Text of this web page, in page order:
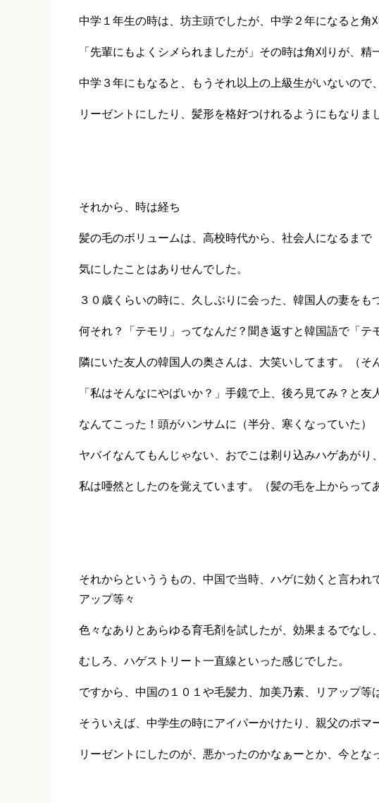
中学１年生の時は、坊主頭でしたが、中学２年になると角
「先輩にもよくシメられましたが」その時は角刈りが、精
中学３年にもなると、もうそれ以上の上級生がいないので
リーゼントにしたり、髪形を格好つけれるようにもなりま
それから、時は経ち
髪の毛のボリュームは、高校時代から、社会人になるまで
気にしたことはありせんでした。
３０歳くらいの時に、久しぶりに会った、韓国人の妻を
何それ？「テモリ」ってなんだ？聞き返すと韓国語で「テ
隣にいた友人の韓国人の奥さんは、大笑いしてます。（そ
「私はそんなにやばいか？」手鏡で上、後ろ見てみ？と友
なんてこった！頭がハンサムに（半分、寒くなっていた）
ヤバイなんてもんじゃない、おでこは剃り込みハゲあがり
私は唖然としたのを覚えています。（髪の毛を上からって
それからといううもの、中国で当時、ハゲに効くと言われ
アップ等々
色々なありとあらゆる育毛剤を試したが、効果まるでなし、
むしろ、ハゲストリート一直線といった感じでした。
ですから、中国の１０１や毛髪力、加美乃素、リアップ等
そういえば、中学生の時にアイパーかけたり、親父のポマ
リーゼントにしたのが、悪かったのかなぁーとか、今とな